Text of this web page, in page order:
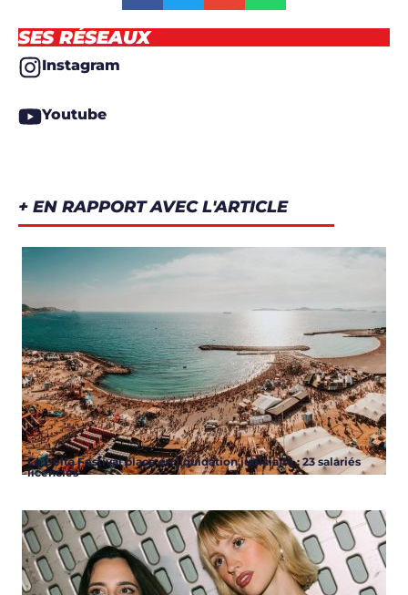
SES RÉSEAUX
Instagram
Youtube
+ EN RAPPORT AVEC L'ARTICLE
Le Delta Festival placé en liquidation judiciaire : 23 salariés
licenciés